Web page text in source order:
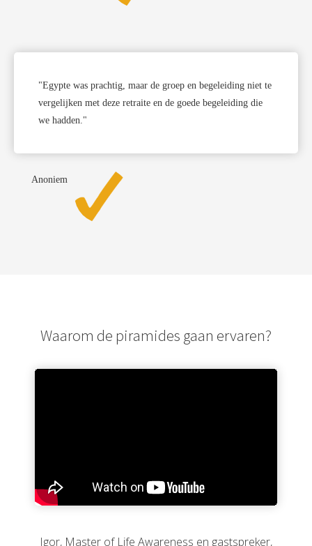
"Egypte was prachtig, maar de groep en begeleiding niet te
vergelijken met deze retraite en de goede begeleiding die
we hadden."
Anoniem
Waarom de piramides gaan ervaren?
Igor, Master of Life Awareness en gastspreker,